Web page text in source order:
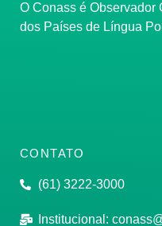
O Conass é
dos Países de Língua
CONTATO
(61) 3222-3000
Institucional: